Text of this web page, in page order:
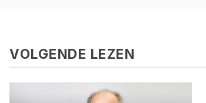
VOLGENDE LEZEN